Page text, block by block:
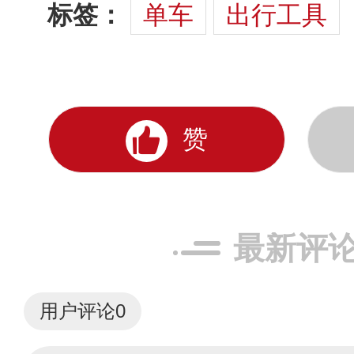
标签： 单车 出行工具
赞
最新评
用户评论0